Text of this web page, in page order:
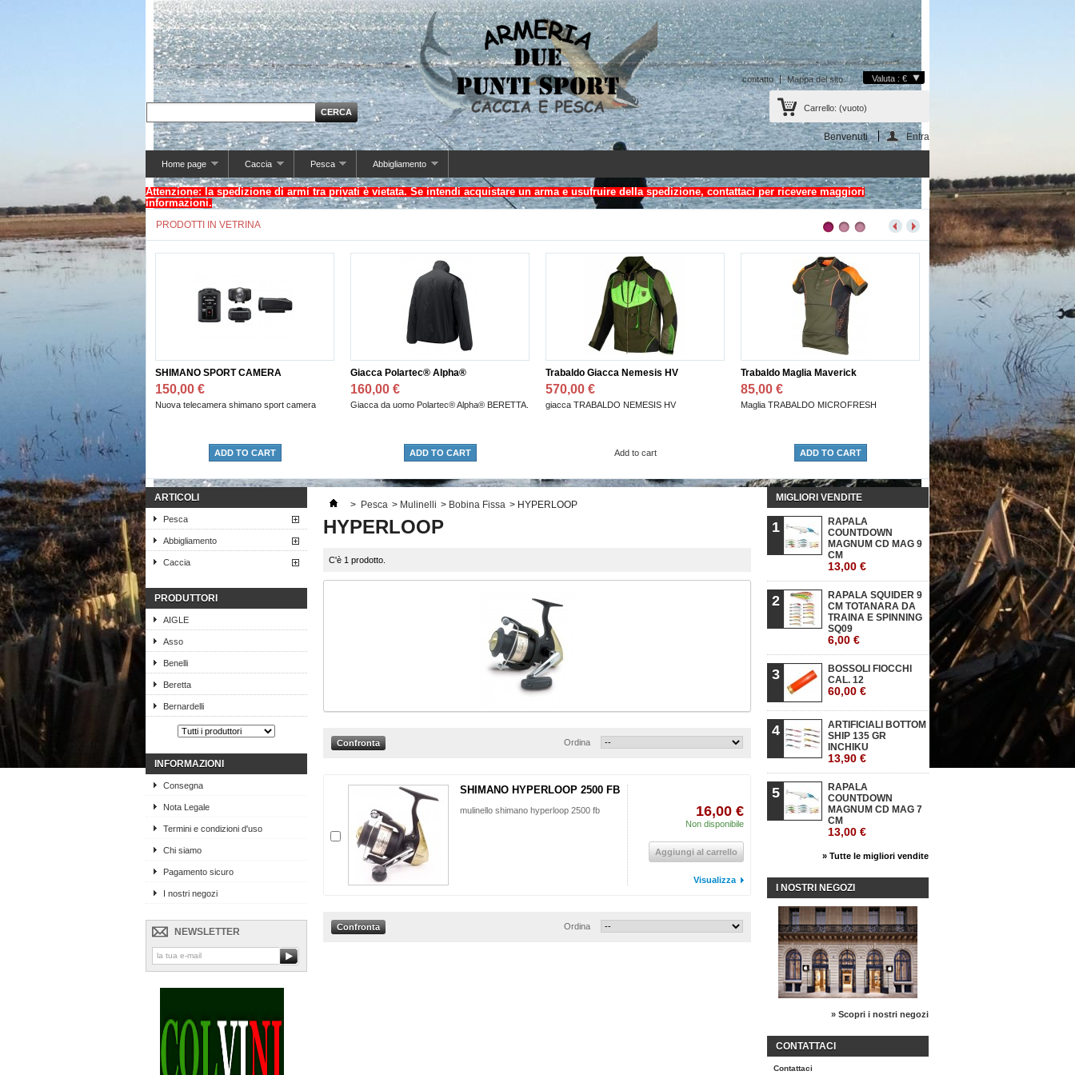
Valuta : €
contatto Mappa del sito
Carrello: (vuoto)
Benvenuti Entra
Home page Caccia Pesca Abbigliamento
Attenzione: la spedizione di armi tra privati è vietata. Se intendi acquistare un arma e usufruire della spedizione, contattaci per ricevere maggiori
informazioni.
PRODOTTI IN VETRINA
SHIMANO SPORT CAMERA
150,00 €
Nuova telecamera shimano sport camera
ADD TO CART
Giacca Polartec® Alpha®
160,00 €
Giacca da uomo Polartec® Alpha® BERETTA.
ADD TO CART
Trabaldo Giacca Nemesis HV
570,00 €
giacca TRABALDO NEMESIS HV
Add to cart
Trabaldo Maglia Maverick
85,00 €
Maglia TRABALDO MICROFRESH
ADD TO CART
Pantalone TRABALDO SUMMIT
300,00 €
Pantalone trabaldo modello SUMMIT
Add to cart
ARTICOLI
Pesca
Abbigliamento
Caccia
PRODUTTORI
AIGLE
Asso
Benelli
Beretta
Bernardelli
INFORMAZIONI
Consegna
Nota Legale
Termini e condizioni d'uso
Chi siamo
Pagamento sicuro
I nostri negozi
NEWSLETTER
> Pesca > Mulinelli > Bobina Fissa > HYPERLOOP
HYPERLOOP
C'è 1 prodotto.
Ordina
SHIMANO HYPERLOOP 2500 FB
mulinello shimano hyperloop 2500 fb 16,00 €
Non disponibile
Aggiungi al carrello
Visualizza
Ordina
MIGLIORI VENDITE
1
RAPALA
COUNTDOWN
MAGNUM CD MAG 9
CM
13,00 €
2
RAPALA SQUIDER 9
CM TOTANARA DA
TRAINA E SPINNING
SQ09
6,00 €
3
BOSSOLI FIOCCHI
CAL. 12
60,00 €
4
ARTIFICIALI BOTTOM
SHIP 135 GR
INCHIKU
13,90 €
5
RAPALA
COUNTDOWN
MAGNUM CD MAG 7
CM
13,00 €
» Tutte le migliori vendite
I NOSTRI NEGOZI
» Scopri i nostri negozi
CONTATTACI
Contattaci